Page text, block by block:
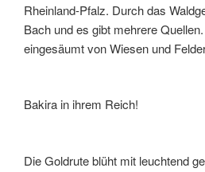
Rheinland-Pfalz. Durch das
Bach und es gibt mehrere
eingesäumt von Wiesen und
Bakira in ihrem Reich!
Die Goldrute blüht mit leuchtend